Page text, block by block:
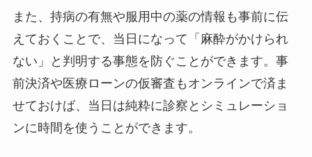
また、持病の有無や服用中の薬の情報も事前に伝
えておくことで、当日になって「麻酔がかけられ
ない」と判明する事態を防ぐことができます。事
前決済や医療ローンの仮審査もオンラインで済ま
せておけば、当日は純粋に診察とシミュレーショ
ンに時間を使うことができます。